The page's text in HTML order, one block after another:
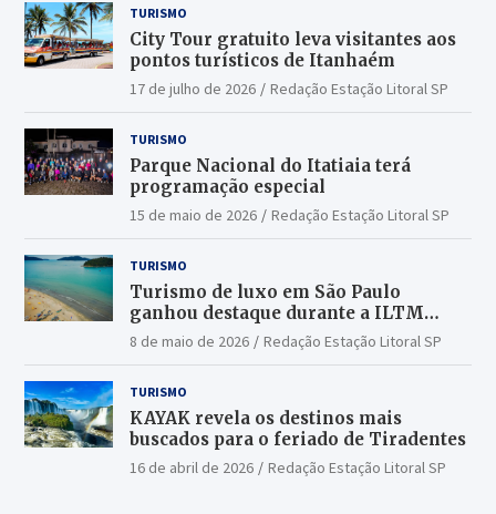
TURISMO
City Tour gratuito leva visitantes aos
pontos turísticos de Itanhaém
17 de julho de 2026 Redação Estação Litoral SP
TURISMO
Parque Nacional do Itatiaia terá
programação especial
15 de maio de 2026 Redação Estação Litoral SP
TURISMO
Turismo de luxo em São Paulo
ganhou destaque durante a ILTM
Latin America 2026
8 de maio de 2026 Redação Estação Litoral SP
TURISMO
KAYAK revela os destinos mais
buscados para o feriado de Tiradentes
16 de abril de 2026 Redação Estação Litoral SP